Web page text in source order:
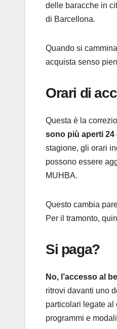
delle baracche in
di Barcellona.
Quando si
acquista senso
Orari di
Questa è la
sono più aperti 24
stagione, gli orari
possono essere
MUHBA.
Questo cambia
Per il tramonto,
Si paga?
No, l’accesso al
ritrovi davanti uno
particolari legate al
programmi e